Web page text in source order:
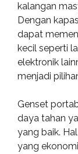
kalangan
Dengan
dapat
kecil seperti
elektronik
menjadi
Genset
daya tahan
yang baik.
yang